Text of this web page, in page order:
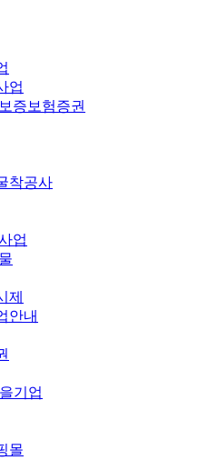
업
증보험증권
착공사
업
제
안내
기업
몰